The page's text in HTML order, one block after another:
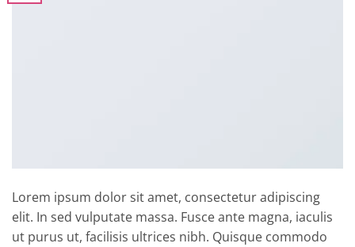
Lorem ipsum dolor sit amet, consectetur adipiscing
elit. In sed vulputate massa. Fusce ante magna, iaculis
ut purus ut, facilisis ultrices nibh. Quisque commodo